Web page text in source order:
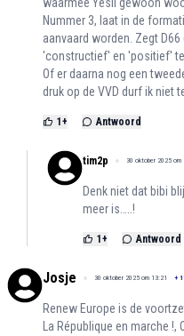
waarmee Yesil gewoon
Nummer 3, laat in de
aanvaard worden. Zegt
'constructief' en 'positief'
Of er daarna nog een
druk op de VVD durf ik niet
1 + Antwoord
tim2p 30 oktober 2025 om
Denk niet dat bibi
meer is…..!
1 + Antwoord
Josje 30 oktober 2025 om 13:21 +
Renew Europe is de
La République en marche !,